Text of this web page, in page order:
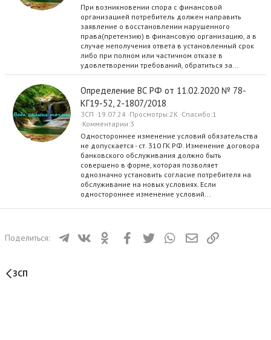
При возникновении спора с финансовой
организацией потребитель должен направить
заявление о восстановлении нарушенного
права(претензию) в финансовую организацию, а в
случае неполучения ответа в установленный срок
либо при полном или частичном отказе в
удовлетворении требований, обратиться за...
Определение ВС РФ от 11.02.2020 № 78-
КГ19-52, 2-1807/2018
ЗСП 19.07.24 Просмотры 2K Спасибо 1
Комментарии 3
Одностороннее изменение условий обязательства
не допускается - ст. 310 ГК РФ. Изменение договора
банковского обслуживания должно быть
совершено в форме, которая позволяет
однозначно установить согласие потребителя на
обслуживание на новых условиях. Если
одностороннее изменение условий...
Поделиться: ТелеграмВКонтактеОдноклассники
FacebookTwitter WhatsAppЭлектронная почта
ЗСП